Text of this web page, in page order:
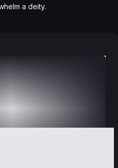
a deity.